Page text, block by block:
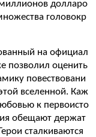
долларо
головокр
на официал
позволил оценить
повествовани
вселенной. Каж
к первоисто
обещают держат
сталкиваются